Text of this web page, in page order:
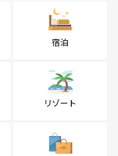
宿泊
リゾート